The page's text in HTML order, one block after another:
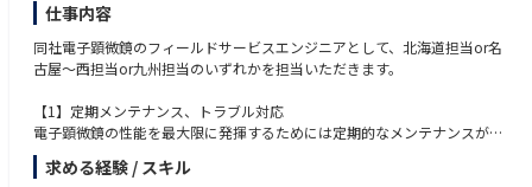
【キャリアパス】
長期的に海外で就業することができ、将来的には経営を担うこともできる
ポジションです。
仕事内容
同社電子顕微鏡のフィールドサービスエンジニアとして、北海道担当or名
古屋～西担当or九州担当のいずれかを担当いただきます。
【1】定期メンテナンス、トラブル対応
電子顕微鏡の性能を最大限に発揮するためには定期的なメンテナンスが必
要不可欠。消耗品の交換や診断を行います。装置トラブルの対応ではソフ
ト、ハードウェアなどの幅広い知識が求められます。
求める経験 / スキル